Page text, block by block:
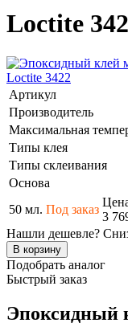
Loctite
Артикул
Производитель
Максимальная
Типы клея
Типы склеивания
Основа
50 мл. Под заказ
3
Нашли дешевле?
Подобрать аналог
Быстрый заказ
Эпоксидный